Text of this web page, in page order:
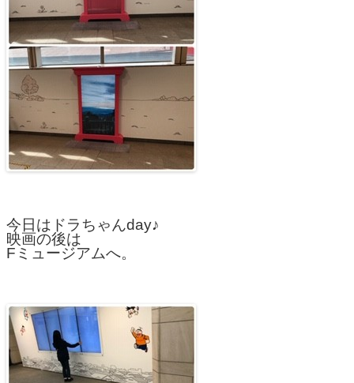
今日はドラちゃんday♪
映画の後は
Fミュージアムへ。